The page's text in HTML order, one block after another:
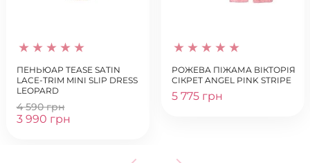
ПЕНЬЮАР TEASE SATIN
LACE-TRIM MINI SLIP DRESS
LEOPARD
4 590 грн
3 990 грн
РОЖЕВА ПІЖАМА ВІКТОРІЯ
СІКРЕТ ANGEL PINK STRIPE
5 775 грн